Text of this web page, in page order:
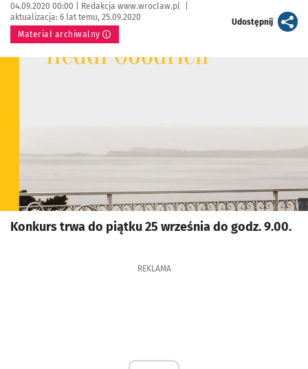
Data publikacji:
04.09.2020 00:00 | Autor:
Redakcja www.wroclaw.pl
aktualizacja: 6 lat temu, 25.09.2020
Materiał archiwalny
Udostępnijartykuł
Kliknij, aby powiększyć
Konkurs trwa do piątku 25 września do godz. 9.00.
REKLAMA